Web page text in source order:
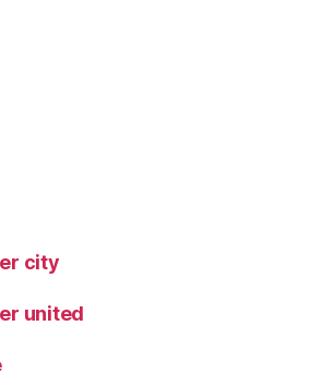
city
united